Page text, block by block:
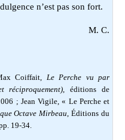
n’est pas son fort.
M. C.
Coiffait, Le Perche vu par
réciproquement) , éditions de
; Jean Vigile, « Le Perche et
Octave Mirbeau , Éditions du
19-34.